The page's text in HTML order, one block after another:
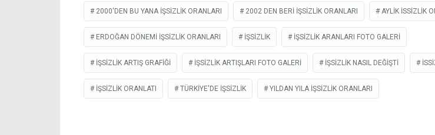
2000'DEN BU YANA IŞSIZLIK ORANLARI 2002 DEN BERI IŞSIZLIK ORANLARI AYLIK ISSIZLIK
ERDOĞAN DÖNEMI IŞSIZLIK ORANLARI IŞSIZLIK IŞSIZLIK ARANLARI FOTO GALERI
IŞSIZLIK ARTIŞ GRAFIĞI IŞSIZLIK ARTIŞLARI FOTO GALERI IŞSIZLIK NASIL DEĞIŞTI
IŞSIZLIK ORANLATI TÜRKIYE'DE IŞSIZLIK YILDAN YILA IŞSIZLIK ORANLARI